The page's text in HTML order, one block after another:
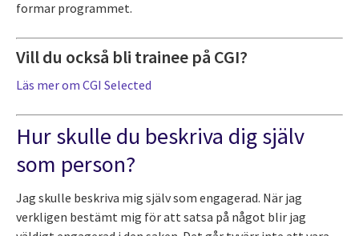
formar programmet.
Vill du också bli trainee på CGI?
Läs mer om CGI Selected
Hur skulle du beskriva dig själv
som person?
Jag skulle beskriva mig själv som engagerad. När jag
verkligen bestämt mig för att satsa på något blir jag